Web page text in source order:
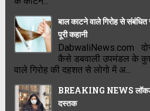
बाल काटने वाले गिरोह से
पूरी कहानी
DabwaliNews.com
कैसे डबवाली उपमंडल के
वाले गिरोह की दहशत से लोगो में अ...
BREAKING NEWS
दस्तक